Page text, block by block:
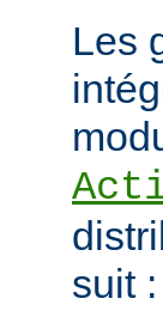
Les
suit :